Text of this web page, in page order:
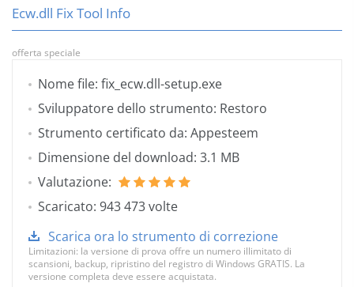
Ecw.dll Fix Tool Info
offerta speciale
Nome file: fix_ecw.dll-setup.exe
Sviluppatore dello strumento: Restoro
Strumento certificato da: Appesteem
Dimensione del download: 3.1 MB
Valutazione:
Scaricato: 943 473 volte
Scarica ora lo strumento di correzione
Limitazioni: la versione di prova offre un numero illimitato di
scansioni, backup, ripristino del registro di Windows GRATIS. La
versione completa deve essere acquistata.